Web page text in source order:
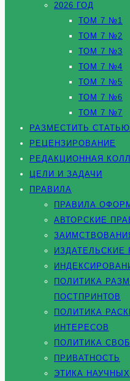
2026 ГОД
ТОМ 7 №1
ТОМ 7 №2
ТОМ 7 №3
ТОМ 7 №4
ТОМ 7 №5
ТОМ 7 №6
ТОМ 7 №7
РАЗМЕСТИТЬ СТАТЬЮ
РЕЦЕНЗИРОВАНИЕ
РЕДАКЦИОННАЯ
ЦЕЛИ И ЗАДАЧИ
ПРАВИЛА
ПРАВИЛА
АВТОРСКИЕ
ИЗДАТЕЛЬСКИЕ
ПОЛИТИКА
ПОСТПРИНТОВ
ПОЛИТИКА
ИНТЕРЕСОВ
ПОЛИТИКА
ПРИВАТНОСТЬ
ЭТИКА